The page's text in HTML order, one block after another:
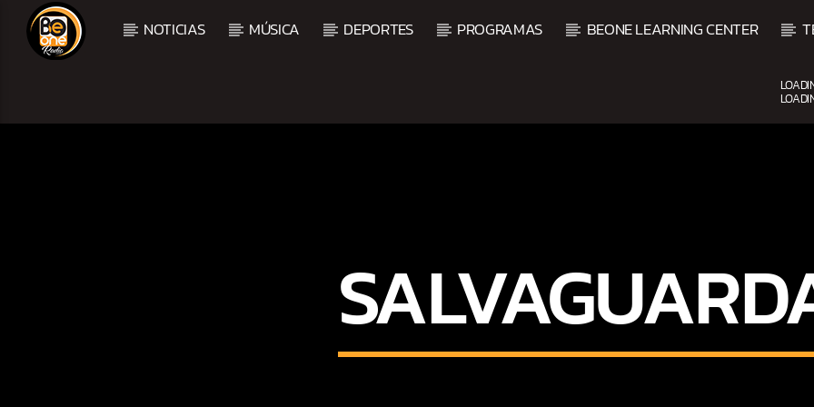
NOTICIAS MÚSICA DEPORTES PROGRAMAS BEONE LEARNING CENTER
3:00 PM 5:00 PM